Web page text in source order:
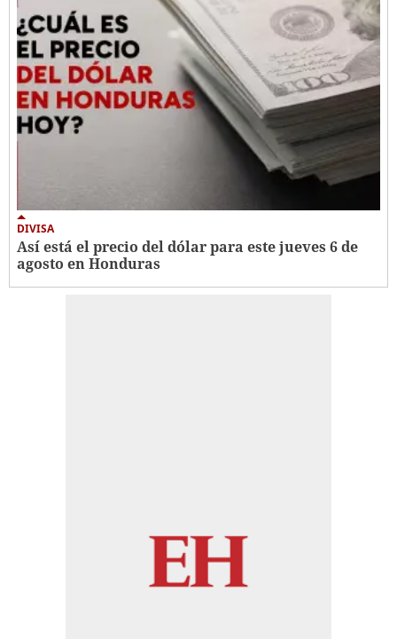
DIVISA
Así está el precio del dólar para este jueves 6 de
agosto en Honduras